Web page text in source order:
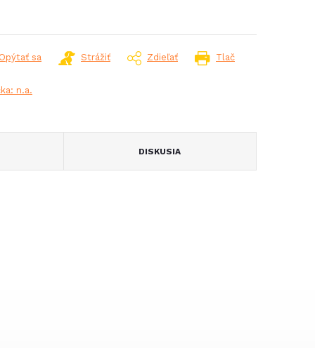
Tlač
Opýtať sa Strážiť Zdieľať
n.a.
DISKUSIA